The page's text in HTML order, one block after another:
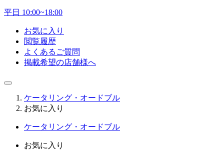
平日 10:00~18:00
お気に入り
閲覧履歴
よくあるご質問
掲載希望の店舗様へ
ケータリング・オードブル
お気に入り
ケータリング・オードブル
お気に入り